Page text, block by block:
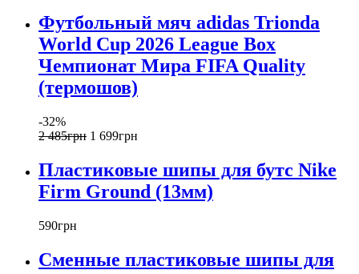
Футбольный мяч adidas Trionda
World Cup 2026 League Box
Чемпионат Мира FIFA Quality
(термошов)
-32%
2 485грн 1 699грн
Пластиковые шипы для бутс Nike
Firm Ground (13мм)
590грн
Сменные пластиковые шипы для